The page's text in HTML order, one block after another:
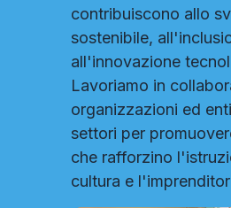
contribuiscono allo
sostenibile,
all'innovazione
Lavoriamo in
organizzazioni ed
settori per
che rafforzino
cultura e